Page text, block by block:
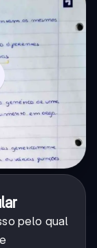
pelo qual